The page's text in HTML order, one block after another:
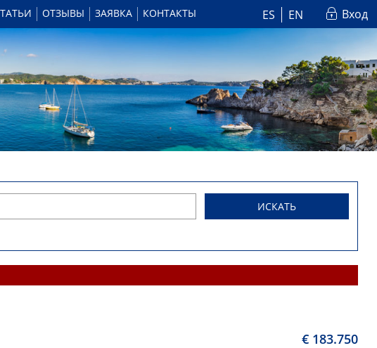
ОТЗЫВЫ ЗАЯВКА КОНТАКТЫ ES EN Вход
ИСКАТЬ
€ 183.750